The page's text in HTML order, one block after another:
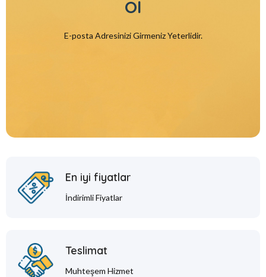
Ol
E-posta Adresinizi Girmeniz Yeterlidir.
En iyi fiyatlar
İndirimli Fiyatlar
Teslimat
Muhteşem Hizmet